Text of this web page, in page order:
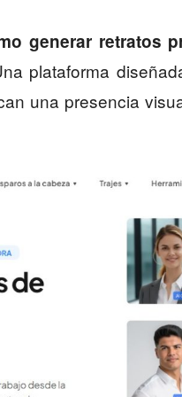
generar retratos
plataforma
una presencia